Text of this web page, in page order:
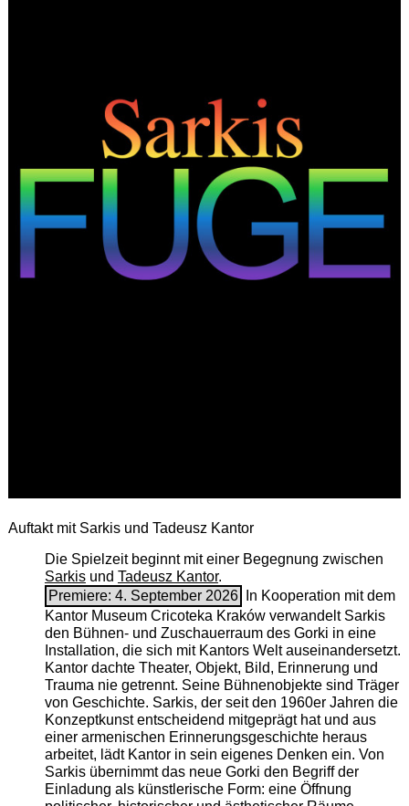
Auftakt mit Sarkis und Tadeusz Kantor
Die Spielzeit beginnt mit einer Begegnung zwischen
Sarkisund Tadeusz Kantor.
Premiere: 4. September 2026
In Kooperation mit dem
Kantor Museum Cricoteka Kraków verwandelt Sarkis
den Bühnen- und Zuschauerraum des Gorki in eine
Installation, die sich mit Kantors Welt auseinandersetzt.
Kantor dachte Theater, Objekt, Bild, Erinnerung und
Trauma nie getrennt. Seine Bühnenobjekte sind Träger
von Geschichte. Sarkis, der seit den 1960er Jahren die
Konzeptkunst entscheidend mitgeprägt hat und aus
einer armenischen ­Erinnerungsgeschichte heraus
arbeitet, lädt Kantor in sein eigenes Denken ein. Von
Sarkis übernimmt das neue Gorki den Begriff der
Einladung als künstlerische Form: eine Öffnung